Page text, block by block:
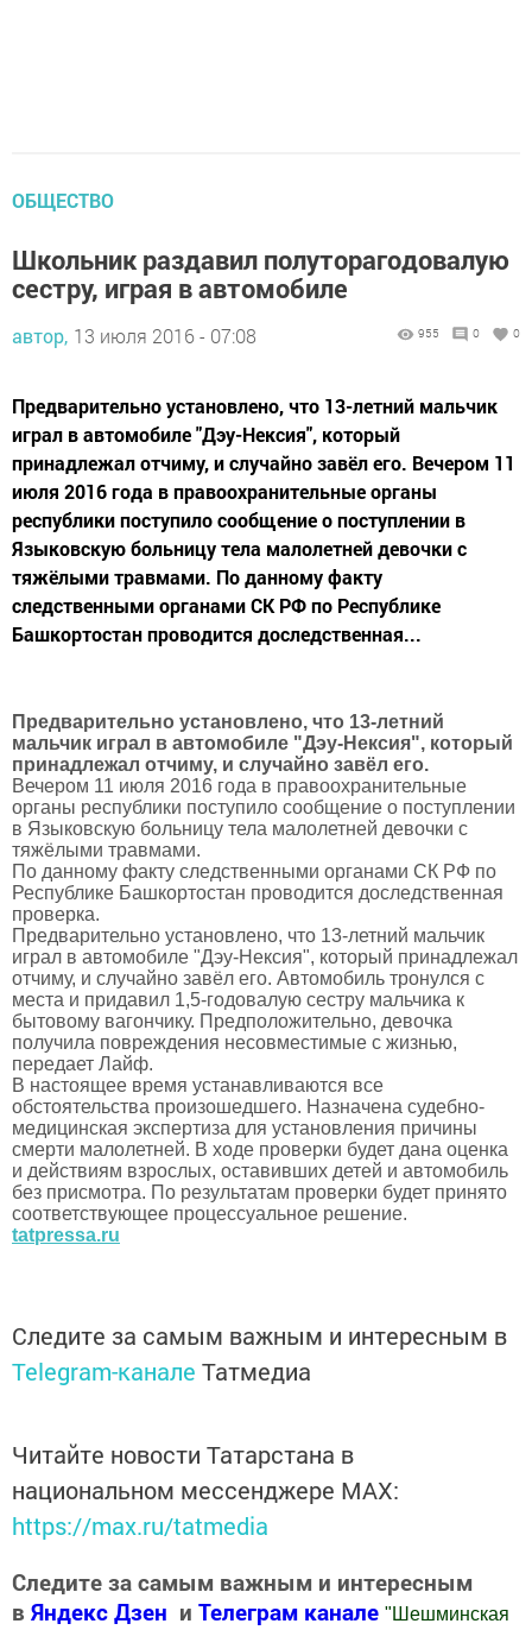
ОБЩЕСТВО
Школьник раздавил полуторагодовалую
сестру, играя в автомобиле
автор, 13 июля 2016 - 07:08 955 0 0
Предварительно установлено, что 13-летний мальчик
играл в автомобиле "Дэу-Нексия", который
принадлежал отчиму, и случайно завёл его. Вечером 11
июля 2016 года в правоохранительные органы
республики поступило сообщение о поступлении в
Языковскую больницу тела малолетней девочки с
тяжёлыми травмами. По данному факту
следственными органами СК РФ по Республике
Башкортостан проводится доследственная...
Предварительно установлено, что 13-летний
мальчик играл в автомобиле "Дэу-Нексия", который
принадлежал отчиму, и случайно завёл его.
Вечером 11 июля 2016 года в правоохранительные
органы республики поступило сообщение о поступлении
в Языковскую больницу тела малолетней девочки с
тяжёлыми травмами.
По данному факту следственными органами СК РФ по
Республике Башкортостан проводится доследственная
проверка.
Предварительно установлено, что 13-летний мальчик
играл в автомобиле "Дэу-Нексия", который принадлежал
отчиму, и случайно завёл его. Автомобиль тронулся с
места и придавил 1,5-годовалую сестру мальчика к
бытовому вагончику. Предположительно, девочка
получила повреждения несовместимые с жизнью,
передает Лайф.
В настоящее время устанавливаются все
обстоятельства произошедшего. Назначена судебно-
медицинская экспертиза для установления причины
смерти малолетней. В ходе проверки будет дана оценка
и действиям взрослых, оставивших детей и автомобиль
без присмотра. По результатам проверки будет принято
соответствующее процессуальное решение.
tatpressa.ru
Следите за самым важным и интересным в
Telegram-канале Татмедиа
Читайте новости Татарстана в
национальном мессенджере MАХ:
https://max.ru/tatmedia
Следите за самым важным и интересным
в Яндекс Дзен и Телеграм канале " Шешминская